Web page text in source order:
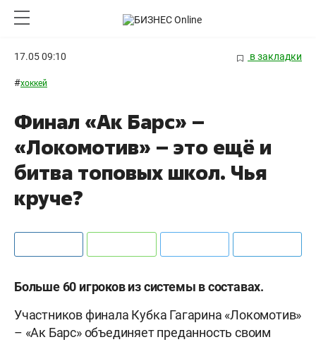
17.05 09:10 в закладки
#хоккей
Финал «Ак Барс» –
«Локомотив» – это ещё и
битва топовых школ. Чья
круче?
Больше 60 игроков из системы в составах.
Участников финала Кубка Гагарина «Локомотив»
– «Ак Барс» объединяет преданность своим